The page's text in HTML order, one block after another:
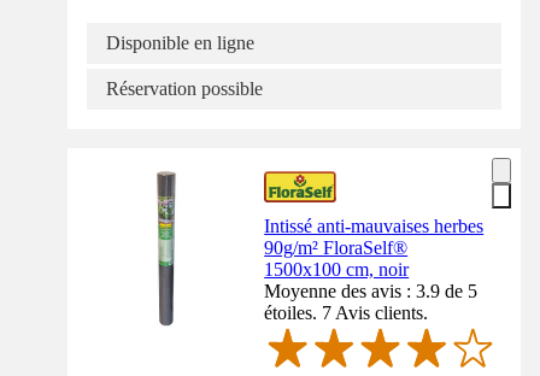
Disponible en ligne
Réservation possible
Intissé anti-mauvaises herbes
90g/m² FloraSelf®
1500x100 cm, noir
Moyenne des avis : 3.9 de 5
étoiles. 7 Avis clients.